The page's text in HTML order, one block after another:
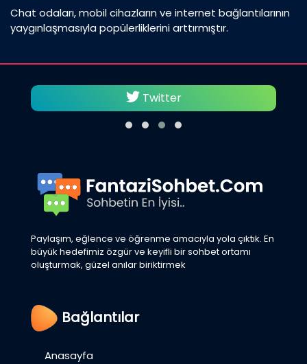
Chat odaları, mobil cihazların ve internet bağlantılarının
yaygınlaşmasıyla popülerliklerini arttırmıştır.
Twitter
Paylaşım, eğlence ve öğrenme amacıyla yola çıktık. En
büyük hedefimiz özgür ve keyifli bir sohbet ortamı
oluşturmak, güzel anılar biriktirmek
Bağlantılar
Anasayfa